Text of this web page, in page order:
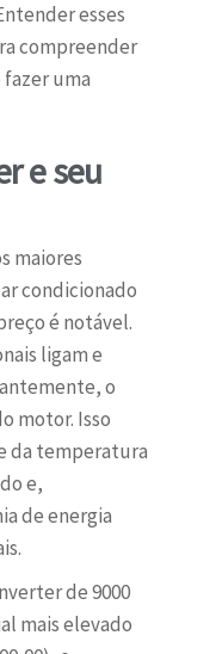
esses
compreender
uma
e seu
maiores
condicionado
é notável.
ligam e
o
motor. Isso
da temperatura
e,
de energia
de 9000
mais elevado